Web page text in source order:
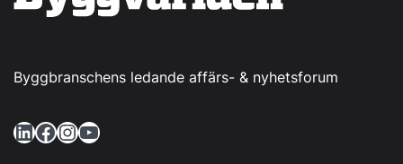
Byggbranschens ledande affärs- & nyhetsforum
LinkedIn Facebook InstagramYouTube